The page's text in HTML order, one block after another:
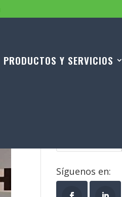
PRODUCTOS Y SERVICIOS
Síguenos en: